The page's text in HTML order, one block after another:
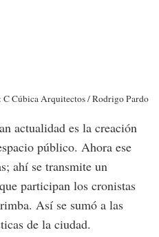
C Cúbica Arquitectos / Rodrigo Pardo
actualidad es la creación
público. Ahora ese
ahí se transmite un
participan los cronistas
Así se sumó a las
de la ciudad.